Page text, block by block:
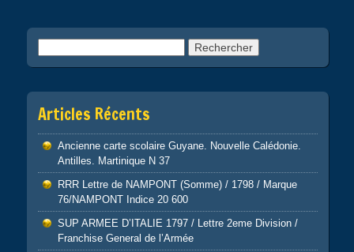
Articles Récents
Ancienne carte scolaire Guyane. Nouvelle Calédonie.
Antilles. Martinique N 37
RRR Lettre de NAMPONT (Somme) / 1798 / Marque
76/NAMPONT Indice 20 600
SUP ARMEE D’ITALIE 1797 / Lettre 2eme Division /
Franchise General de l’Armée